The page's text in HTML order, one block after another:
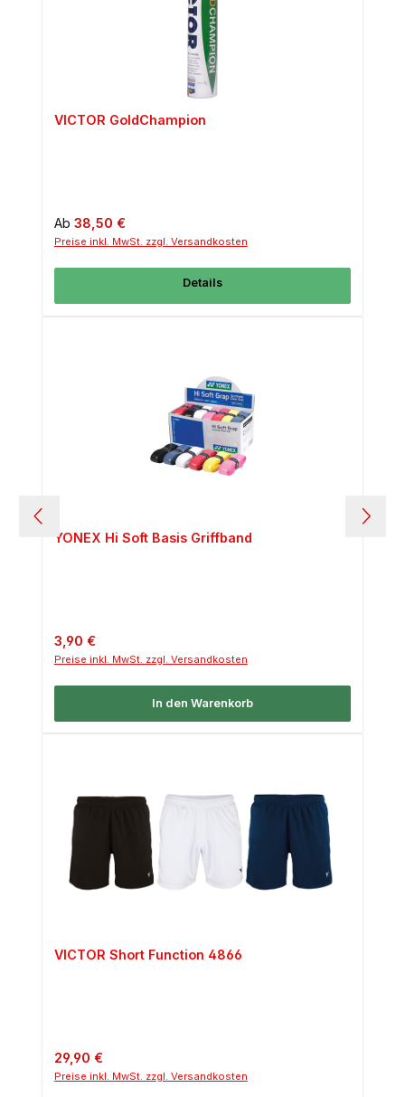
VICTOR GoldChampion
Regulärer Preis:
Ab 38,50 €
Preise inkl. MwSt. zzgl. Versandkosten
Details
YONEX Hi Soft Basis Griffband
Regulärer Preis:
3,90 €
Preise inkl. MwSt. zzgl. Versandkosten
In den Warenkorb
VICTOR Short Function 4866
Regulärer Preis:
29,90 €
Preise inkl. MwSt. zzgl. Versandkosten